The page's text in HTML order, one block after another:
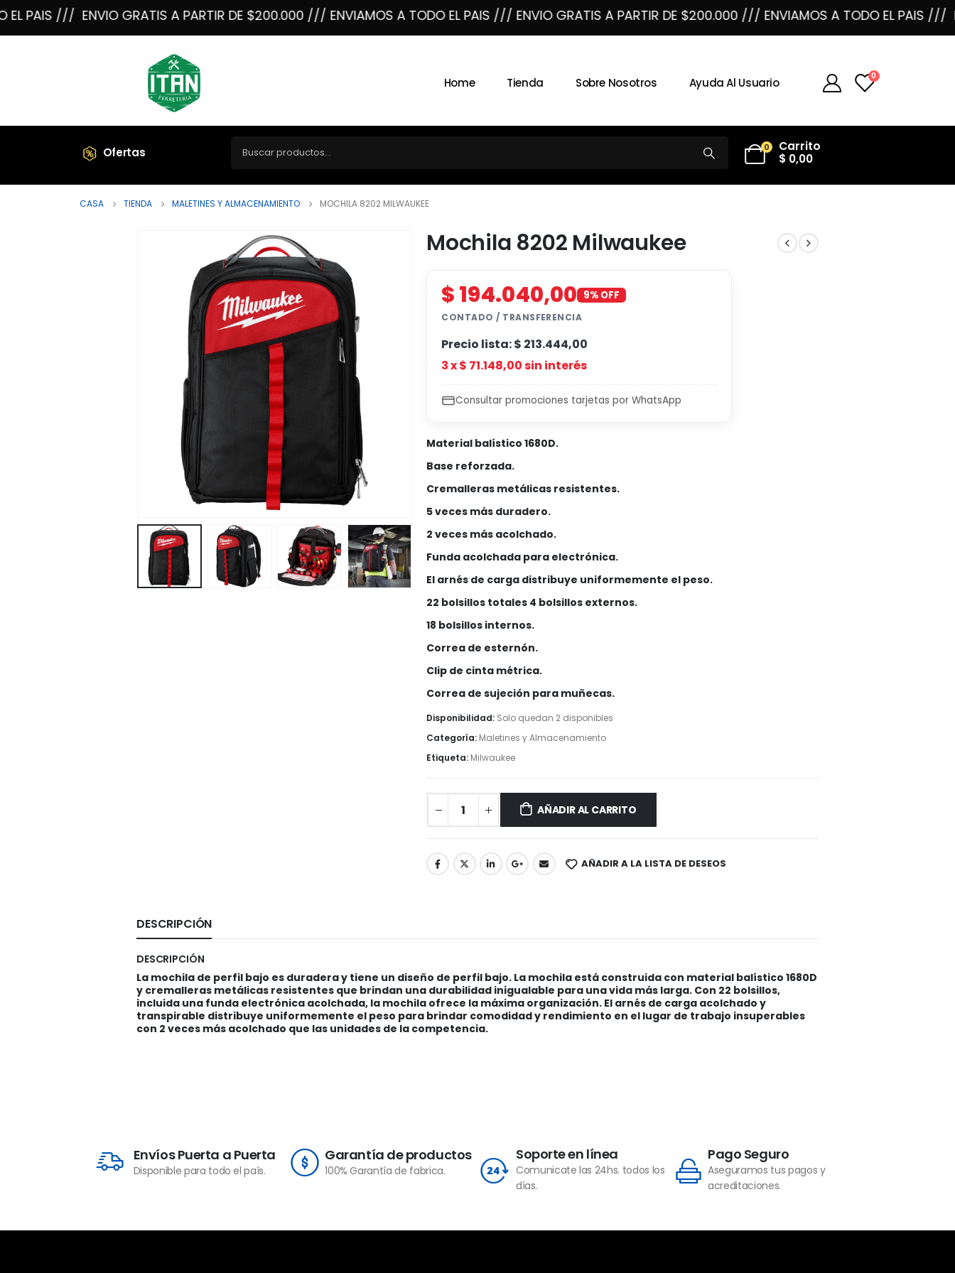
PAIS /// ENVIO GRATIS A PARTIR DE $200.000 /// ENVIAMOS A TODO EL PAIS /// ENVIO GRATIS A PARTIR DE $200.000 /// ENVIAMOS A TODO EL PAIS ///
Home Tienda Sobre Nosotros Ayuda Al Usuario 0
Ofertas 0
Carrito
$ 0,00
CASA TIENDA MALETINES Y ALMACENAMIENTO MOCHILA 8202 MILWAUKEE
Mochila 8202 Milwaukee
$194.040,00 9% OFF
CONTADO / TRANSFERENCIA
Precio lista:$ 213.444,00
3 x$ 71.148,00sin interés
Consultar promociones tarjetas por WhatsApp
Material balístico 1680D.
Base reforzada.
Cremalleras metálicas resistentes.
5 veces más duradero.
2 veces más acolchado.
Funda acolchada para electrónica.
El arnés de carga distribuye uniformemente el peso.
22 bolsillos totales 4 bolsillos externos.
18 bolsillos internos.
Correa de esternón.
Clip de cinta métrica.
Correa de sujeción para muñecas.
Disponibilidad: Solo quedan 2 disponibles
Categoría: Maletines y Almacenamiento
Etiqueta: Milwaukee
AÑADIR AL CARRITO
AÑADIR A LA LISTA DE DESEOS
DESCRIPCIÓN
DESCRIPCIÓN
La mochila de perfil bajo es duradera y tiene un diseño de perfil bajo. La mochila está construida con material balístico 1680D
y cremalleras metálicas resistentes que brindan una durabilidad inigualable para una vida más larga. Con 22 bolsillos,
incluida una funda electrónica acolchada, la mochila ofrece la máxima organización. El arnés de carga acolchado y
transpirable distribuye uniformemente el peso para brindar comodidad y rendimiento en el lugar de trabajo insuperables
con 2 veces más acolchado que las unidades de la competencia.
Envíos Puerta a Puerta
Disponible para todo el país.
Garantía de productos
100% Garantía de fabrica.
Soporte en línea
Comunicate las 24hs. todos los
días.
Pago Seguro
Aseguramos tus pagos y
acreditaciones.